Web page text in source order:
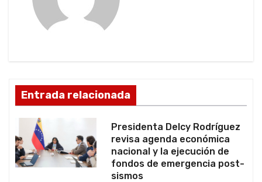
d
e
e
n
Entrada relacionada
Presidenta Delcy Rodríguez
revisa agenda económica
nacional y la ejecución de
fondos de emergencia post-
sismos